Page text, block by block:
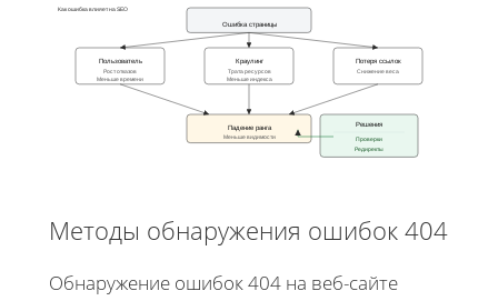
Ошибка страницы
Пользователь
Рост отказов
Меньше времени
Краулинг
Трата ресурсов
Меньше индекса
Потеря ссылок
Снижение веса
Падение ранга
Меньше видимости
Решения
Проверки
Редиректы
Как ошибка влияет на SEO
Методы обнаружения ошибок 404
Обнаружение ошибок 404 на веб-сайте